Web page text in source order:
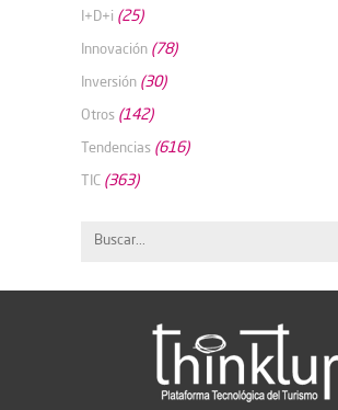
I+D+i (25)
Innovación (78)
Inversión (30)
Otros (142)
Tendencias (616)
TIC (363)